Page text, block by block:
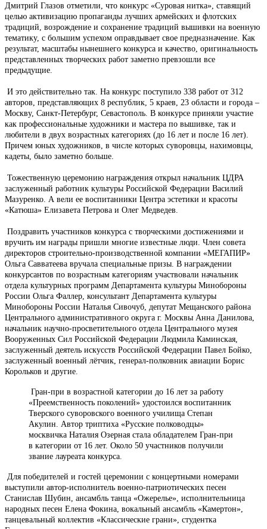
Дмитрий Глазов отметили, что конкурс «Суровая нитка», ставящий
целью активизацию пропаганды лучших армейских и флотских
традиций, возрождение и сохранение традиций вышивки на военную
тематику, с большим успехом оправдывает свое предназначение. Как
результат, масштабы нынешнего конкурса и качество, оригинальность
представленных творческих работ заметно превзошли все
предыдущие.
И это действительно так. На конкурс поступило 338 работ от 312
авторов, представляющих 8 республик, 5 краев, 23 области и города –
Москву, Санкт-Петербург, Севастополь. В конкурсе приняли участие
как профессиональные художники и мастера по вышивке, так и
любители в двух возрастных категориях (до 16 лет и после 16 лет).
Причем юных художников, в числе которых суворовцы, нахимовцы,
кадеты, было заметно больше.
Тожественную церемонию награждения открыл начальник ЦДРА
заслуженный работник культуры Российской Федерации Василий
Мазуренко. А вели ее воспитанники Центра эстетики и красоты
«Катюша» Елизавета Петрова и Олег Медведев.
Поздравить участников конкурса с творческими достижениями и
вручить им награды пришли многие известные люди. Член совета
директоров строительно-производственной компании «МЕГАПИР»
Ольга Савватеева вручала специальные призы. В награждении
конкурсантов по возрастным категориям участвовали начальник
отдела культурных программ Департамента культуры Минобороны
России Ольга Фаллер, консультант Департамента культуры
Минобороны России Наталья Сивочуб, депутат Мещанского района
Центрального административного округа г. Москвы Анна Данилова,
начальник научно-просветительного отдела Центрального музея
Вооруженных Сил Российской Федерации Людмила Каминская,
заслуженный деятель искусств Российской Федерации Павел Бойко,
заслуженный военный лётчик, генерал-полковник авиации Борис
Корольков и другие.
Гран-при в возрастной категории до 16 лет за работу
«Преемственность поколений» удостоился воспитанник
Тверского суворовского военного училища Степан
Акулин. Автор триптиха «Русские полководцы»
москвичка Наталия Озерная стала обладателем Гран-при
в категории от 16 лет. Около 50 участников получили
звание лауреата конкурса.
Для победителей и гостей церемонии с концертными номерами
выступили автор-исполнитель военно-патриотических песен
Станислав Шубин, ансамбль танца «Ожерелье», исполнительница
народных песен Елена Фокина, вокальный ансамбль «Камертон»,
танцевальный коллектив «Классические грани», студентка